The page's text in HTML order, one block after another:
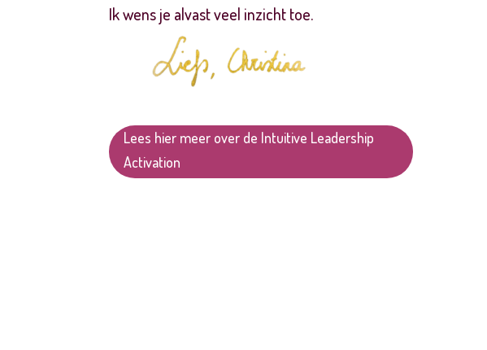
Ik wens je alvast veel inzicht toe.
Lees hier meer over de Intuitive Leadership
Activation